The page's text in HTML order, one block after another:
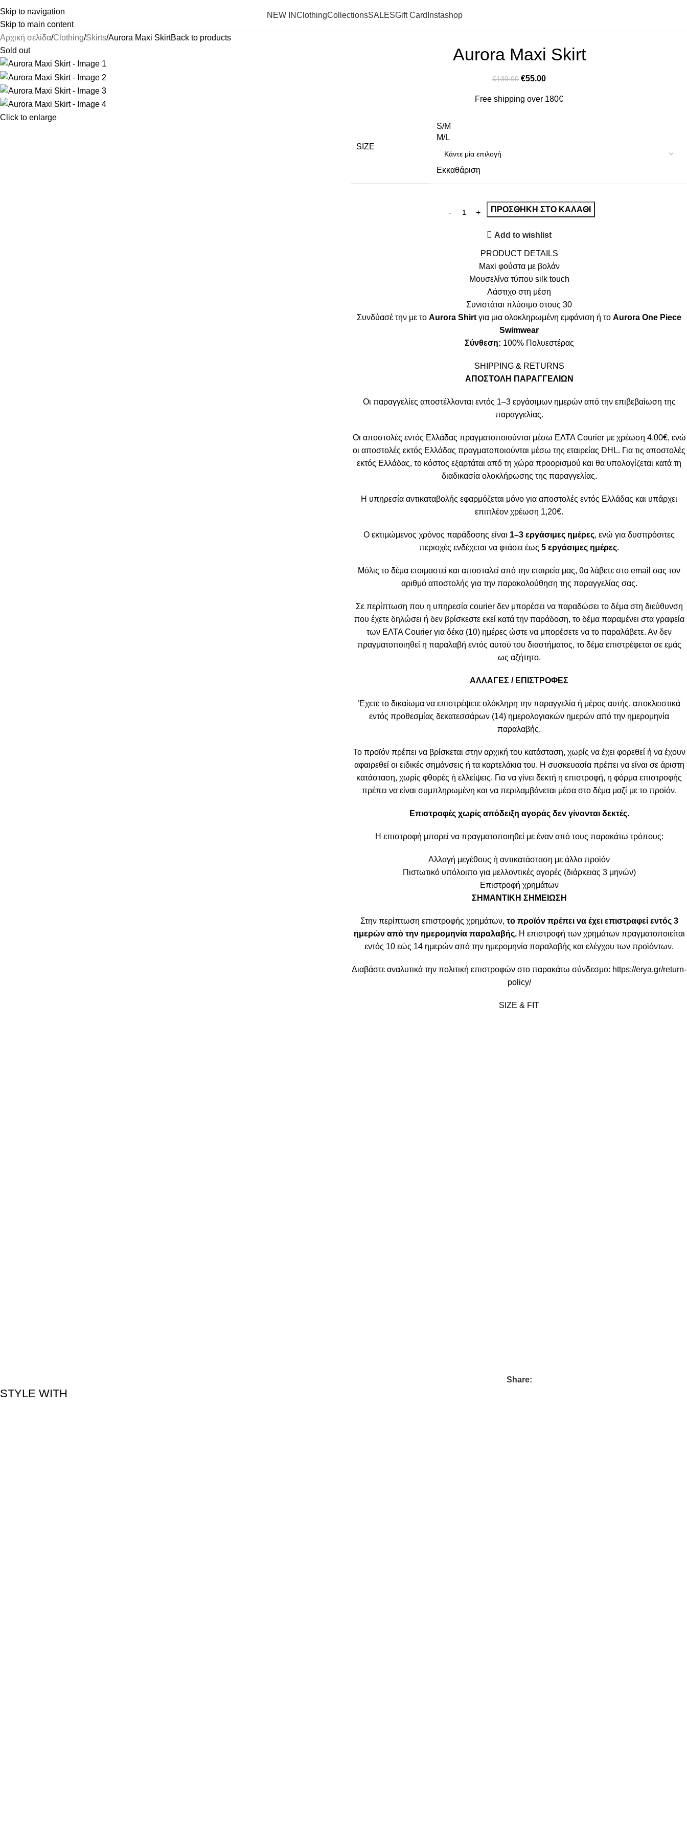
Skip to navigation
Skip to main content
NEW INClothingCollectionsSALESGift Card Instashop
Αρχική σελίδα Clothing Skirts Aurora Maxi SkirtBack to products
Sold out
Click to enlarge
Aurora Maxi Skirt
€139.00 €55.00
Free shipping over 180€
SIZE
S/M
M/L
Εκκαθάριση
ΠΡΟΣΘΉΚΗ ΣΤΟ ΚΑΛΆΘΙ
Add to wishlist
PRODUCT DETAILS
Maxi φούστα με βολάν
Μουσελίνα τύπου silk touch
Λάστιχο στη μέση
Συνιστάται πλύσιμο στους 30
Συνδύασέ την με το Aurora Shirt για μια ολοκληρωμένη εμφάνιση ή το Aurora One Piece
Swimwear
Σύνθεση: 100% Πολυεστέρας
SHIPPING & RETURNS
ΑΠΟΣΤΟΛΗ ΠΑΡΑΓΓΕΛΙΩΝ
Οι παραγγελίες αποστέλλονται εντός 1–3 εργάσιμων ημερών από την επιβεβαίωση της
παραγγελίας.
Οι αποστολές εντός Ελλάδας πραγματοποιούνται μέσω ΕΛΤΑ Courier με χρέωση 4,00€, ενώ
οι αποστολές εκτός Ελλάδας πραγματοποιούνται μέσω της εταιρείας DHL. Για τις αποστολές
εκτός Ελλάδας, το κόστος εξαρτάται από τη χώρα προορισμού και θα υπολογίζεται κατά τη
διαδικασία ολοκλήρωσης της παραγγελίας.
Η υπηρεσία αντικαταβολής εφαρμόζεται μόνο για αποστολές εντός Ελλάδας και υπάρχει
επιπλέον χρέωση 1,20€.
Ο εκτιμώμενος χρόνος παράδοσης είναι 1–3 εργάσιμες ημέρες, ενώ για δυσπρόσιτες
περιοχές ενδέχεται να φτάσει έως 5 εργάσιμες ημέρες.
Μόλις το δέμα ετοιμαστεί και αποσταλεί από την εταιρεία μας, θα λάβετε στο email σας τον
αριθμό αποστολής για την παρακολούθηση της παραγγελίας σας.
Σε περίπτωση που η υπηρεσία courier δεν μπορέσει να παραδώσει το δέμα στη διεύθυνση
που έχετε δηλώσει ή δεν βρίσκεστε εκεί κατά την παράδοση, το δέμα παραμένει στα γραφεία
των ΕΛΤΑ Courier για δέκα (10) ημέρες ώστε να μπορέσετε να το παραλάβετε. Αν δεν
πραγματοποιηθεί η παραλαβή εντός αυτού του διαστήματος, το δέμα επιστρέφεται σε εμάς
ως αζήτητο.
ΑΛΛΑΓΕΣ / ΕΠΙΣΤΡΟΦΕΣ
Έχετε το δικαίωμα να επιστρέψετε ολόκληρη την παραγγελία ή μέρος αυτής, αποκλειστικά
εντός προθεσμίας δεκατεσσάρων (14) ημερολογιακών ημερών από την ημερομηνία
παραλαβής.
Το προϊόν πρέπει να βρίσκεται στην αρχική του κατάσταση, χωρίς να έχει φορεθεί ή να έχουν
αφαιρεθεί οι ειδικές σημάνσεις ή τα καρτελάκια του. Η συσκευασία πρέπει να είναι σε άριστη
κατάσταση, χωρίς φθορές ή ελλείψεις. Για να γίνει δεκτή η επιστροφή, η φόρμα επιστροφής
πρέπει να είναι συμπληρωμένη και να περιλαμβάνεται μέσα στο δέμα μαζί με το προϊόν.
Επιστροφές χωρίς απόδειξη αγοράς δεν γίνονται δεκτές.
Η επιστροφή μπορεί να πραγματοποιηθεί με έναν από τους παρακάτω τρόπους:
Αλλαγή μεγέθους ή αντικατάσταση με άλλο προϊόν
Πιστωτικό υπόλοιπο για μελλοντικές αγορές (διάρκειας 3 μηνών)
Επιστροφή χρημάτων
ΣΗΜΑΝΤΙΚΗ ΣΗΜΕΙΩΣΗ
Στην περίπτωση επιστροφής χρημάτων, το προϊόν πρέπει να έχει επιστραφεί εντός 3
ημερών από την ημερομηνία παραλαβής.Η επιστροφή των χρημάτων πραγματοποιείται
εντός 10 εώς 14 ημερών από την ημερομηνία παραλαβής και ελέγχου των προϊόντων.
Διαβάστε αναλυτικά την πολιτική επιστροφών στο παρακάτω σύνδεσμο: https://erya.gr/return-
policy/
SIZE & FIT
Share:
STYLE WITH